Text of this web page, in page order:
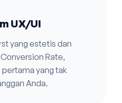
UX/UI
yang estetis dan
Rate,
yang tak
Anda.